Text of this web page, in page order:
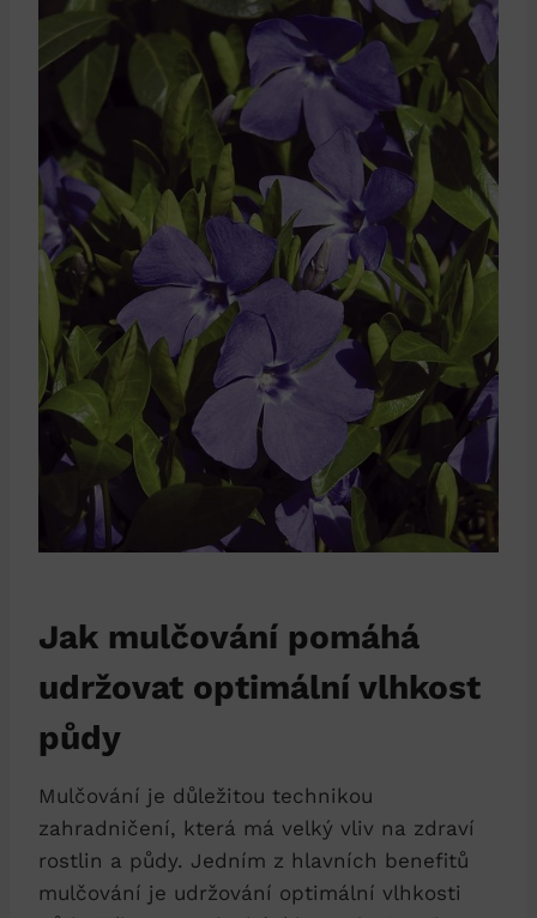
Jak mulčování pomáhá
udržovat optimální vlhkost
půdy
Mulčování je důležitou technikou
zahradničení, která má velký vliv na zdraví
rostlin a půdy. Jedním z hlavních benefitů
mulčování je udržování optimální vlhkosti